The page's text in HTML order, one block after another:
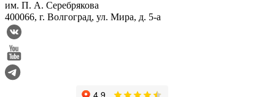
им. П. А. Серебрякова
400066, г. Волгоград, ул. Мира, д. 5-а